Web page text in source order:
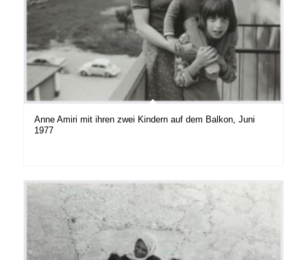
Anne Amiri mit ihren zwei Kindern auf dem Balkon, Juni
1977